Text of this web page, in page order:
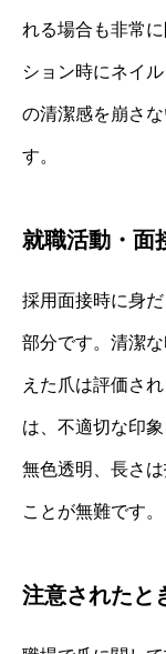
れる場合も非常
ション時にネイ
の清潔感を崩さ
す。
就職活動・面
採用面接時に身
部分です。清潔
えた爪は評価さ
は、不適切な印
無色透明、長さ
ことが無難です。
注意されたと